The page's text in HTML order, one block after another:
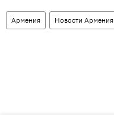
Армения Новости Армения